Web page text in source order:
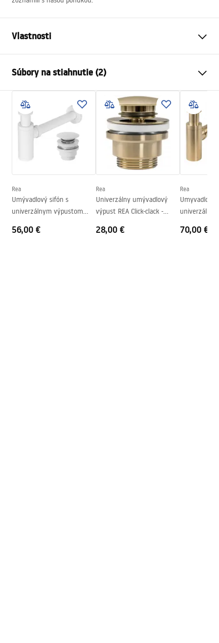
Vlastnosti
Materiál
Farba
Perleťová
Prevedenie
Lesklý
Dĺžka
505mm
380mm
135mm
105mm
Tvar
Otvor pre batériu
Nie
Súbory na stiahnutie (2)
Návod na montáž
Basin.pdf
Záručné podmienky
Warranty_Terms_and_Conditions_Basins_-_5.pdf
Rea
Umývadlový sifón s
univerzálnym výpustom
56,00 €
Rea
Univerzálny umývadlový
výpust REA Click-clack -
28,00 €
Rea
Umyvadlový
univerzální
70,00 €